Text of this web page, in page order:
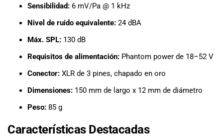
Sensibilidad: 6 mV/Pa @ 1 kHz
Nivel de ruido equivalente: 24 dBA
Máx. SPL: 130 dB
Requisitos de alimentación: Phantom power de 18–52 V
Conector: XLR de 3 pines, chapado en oro
Dimensiones: 150 mm de largo x 12 mm de diámetro
Peso: 85 g
Características Destacadas